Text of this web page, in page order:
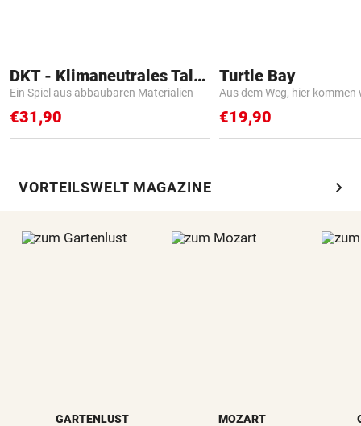
DKT - Klimaneutrales Talent
Ein Spiel aus abbaubaren Materialien
€31,90
Turtle Bay
Aus dem Weg, hier kommen
€19,90
VORTEILSWELT MAGAZINE chevron_right
GARTENLUST MOZART